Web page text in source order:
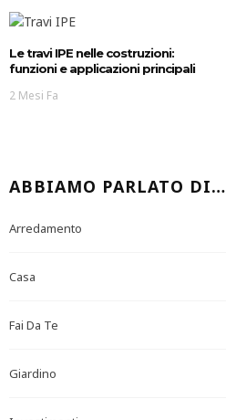
Le travi IPE nelle costruzioni:
funzioni e applicazioni principali
2 Mesi Fa
ABBIAMO PARLATO DI…
Arredamento
Casa
Fai Da Te
Giardino